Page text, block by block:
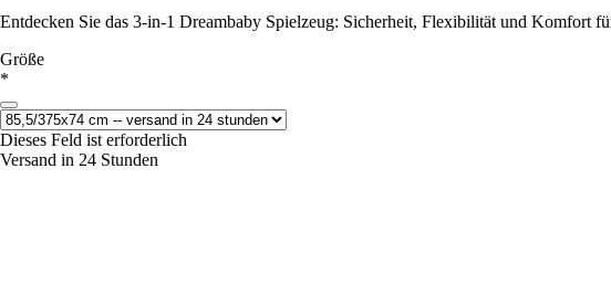
Entdecken Sie das 3-in-1 Dreambaby Spielzeug: Sicherheit, Flexibilität und Komfort
Größe
*
Dieses Feld ist erforderlich
Versand in 24 Stunden